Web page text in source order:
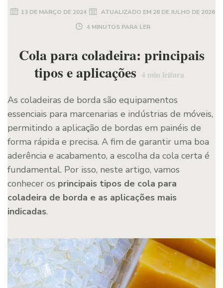
13 DE MARÇO DE 2024 ATUALIZADO EM 28 DE JULHO DE 2026
4 MINUTOS PARA LER
Cola para coladeira: principais
tipos e aplicações 4 min leitura
As coladeiras de borda são equipamentos
essenciais para marcenarias e indústrias de móveis,
permitindo a aplicação de bordas em painéis de
forma rápida e precisa. A fim de garantir uma boa
aderência e acabamento, a escolha da cola certa é
fundamental. Por isso, neste artigo, vamos
conhecer os principais tipos de cola para
coladeira de borda e as aplicações mais
indicadas.